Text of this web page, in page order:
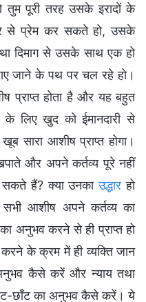
तुम पूरी तरह उसके इरादों के
से प्रेम कर सकते हो, उसके
दिमाग से उसके साथ एक हो
जाने के पथ पर चल रहे हो।
प्राप्त होता है और यह बहुत
लिए खुद को ईमानदारी से
सारा आशीष प्राप्त होगा।
और अपने कर्तव्य पूरे नहीं
सकते हैं? क्या उनकाउद्धार हो
आशीष अपने कर्तव्य का
अनुभव करने से ही प्राप्त हो
के क्रम में ही व्यक्ति जान
कैसे करें और न्याय तथा
छाँट का अनुभव कैसे करें। ये